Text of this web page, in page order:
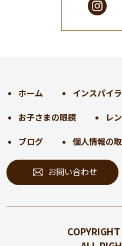
2025年2月
2025年1月
2024年9月
2024年7月
2024年6月
2024年5月
2024年4月
2024年2月
2024年1月
2023年12月
ホーム インスパイ
お子さまの眼鏡 レ
ブログ 個人情報の
お問い合わせ